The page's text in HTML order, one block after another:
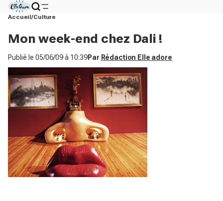
Accueil Culture
Mon week-end chez Dali !
Publié le 05/06/09 à 10:39Par Rédaction Elle adore